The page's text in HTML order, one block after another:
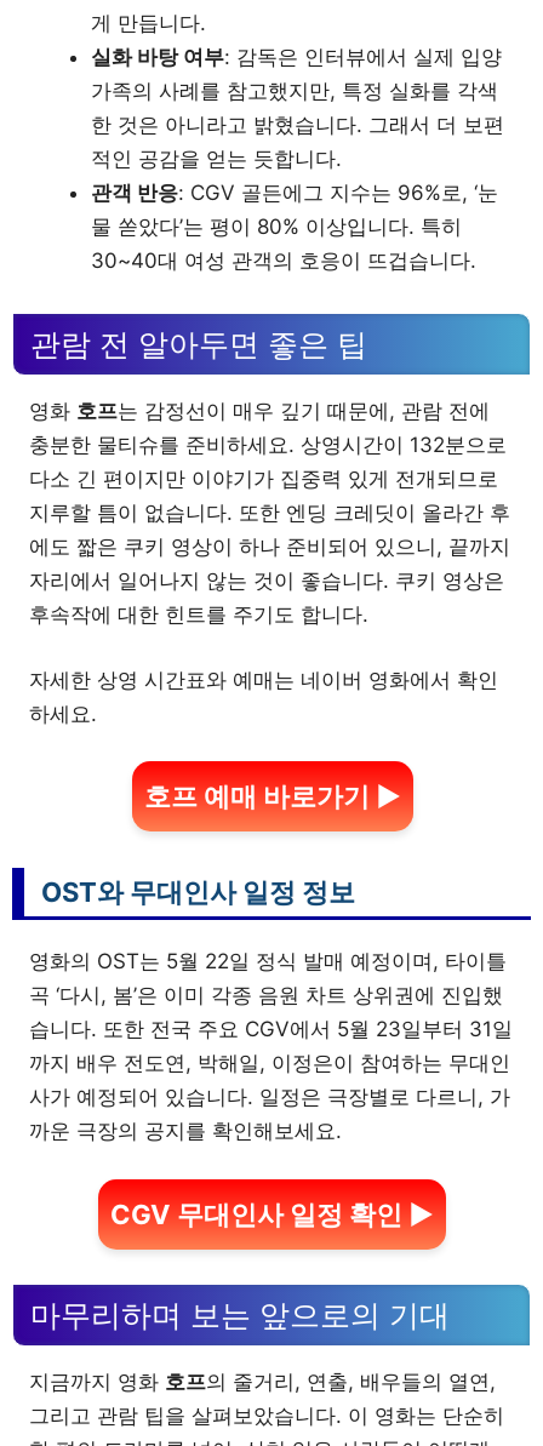
게 만듭니다.
실화 바탕 여부: 감독은 인터뷰에서 실제 입양
가족의 사례를 참고했지만, 특정 실화를 각색
한 것은 아니라고 밝혔습니다. 그래서 더 보편
적인 공감을 얻는 듯합니다.
관객 반응: CGV 골든에그 지수는 96%로, ‘눈
물 쏟았다’는 평이 80% 이상입니다. 특히
30~40대 여성 관객의 호응이 뜨겁습니다.
관람 전 알아두면 좋은 팁
영화 호프는 감정선이 매우 깊기 때문에, 관람 전에
충분한 물티슈를 준비하세요. 상영시간이 132분으로
다소 긴 편이지만 이야기가 집중력 있게 전개되므로
지루할 틈이 없습니다. 또한 엔딩 크레딧이 올라간 후
에도 짧은 쿠키 영상이 하나 준비되어 있으니, 끝까지
자리에서 일어나지 않는 것이 좋습니다. 쿠키 영상은
후속작에 대한 힌트를 주기도 합니다.
자세한 상영 시간표와 예매는 네이버 영화에서 확인
하세요.
호프 예매 바로가기 ▶
OST와 무대인사 일정 정보
영화의 OST는 5월 22일 정식 발매 예정이며, 타이틀
곡 ‘다시, 봄’은 이미 각종 음원 차트 상위권에 진입했
습니다. 또한 전국 주요 CGV에서 5월 23일부터 31일
까지 배우 전도연, 박해일, 이정은이 참여하는 무대인
사가 예정되어 있습니다. 일정은 극장별로 다르니, 가
까운 극장의 공지를 확인해보세요.
CGV 무대인사 일정 확인 ▶
마무리하며 보는 앞으로의 기대
지금까지 영화 호프의 줄거리, 연출, 배우들의 열연,
그리고 관람 팁을 살펴보았습니다. 이 영화는 단순히